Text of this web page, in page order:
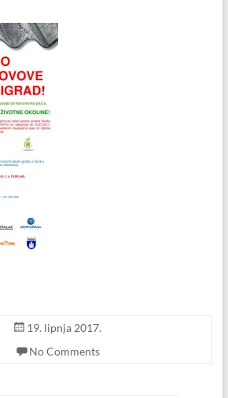
19. lipnja 2017.
No Comments